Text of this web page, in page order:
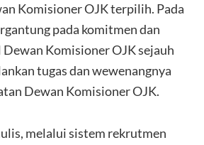
Komisioner OJK terpilih. Pada
pada komitmen dan
Komisioner OJK sejauh
tugas dan wewenangnya
Dewan Komisioner OJK.
melalui sistem rekrutmen